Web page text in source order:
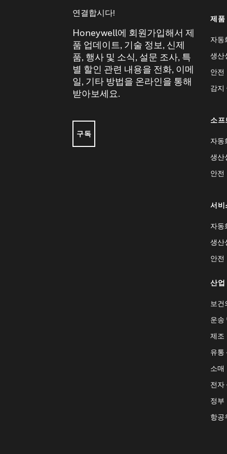
연결합시다!
Honeywell에 회원가입해서 제
품 업데이트, 기술 정보, 신제
품, 행사 및 소식, 설문 조사, 특
별 할인 관련 내용을 전화, 이메
일, 기타 방법을 온라인을 통해
받아보세요.
구독
제품
자동
생산
안전
감지
소프
자동
생산
안전
서비
자동
생산
안전
산업
보건
운송
제조
유통
소매
전자
정부
항공